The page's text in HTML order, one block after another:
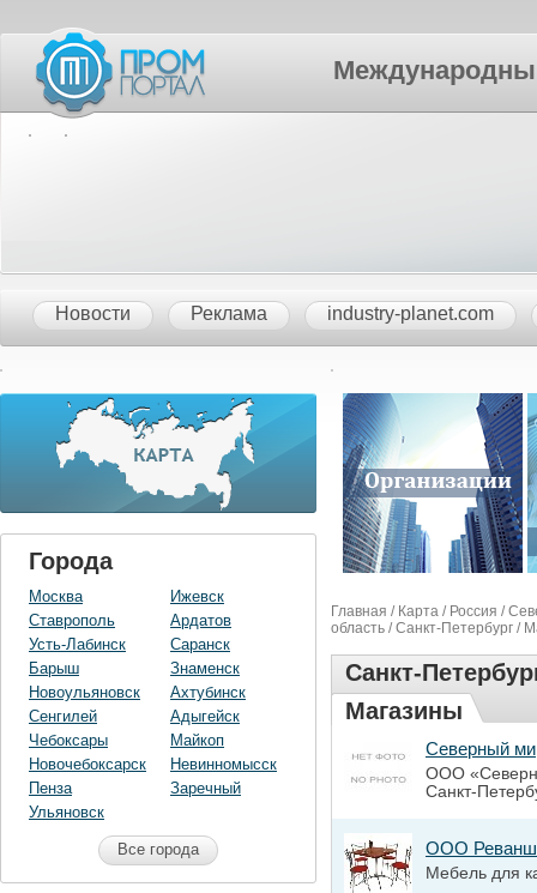
Международный
Новости Реклама industry-planet.com
Города
Москва
Ставрополь
Усть-Лабинск
Барыш
Новоульяновск
Сенгилей
Чебоксары
Новочебоксарск
Пенза
Ульяновск
Ижевск
Ардатов
Саранск
Знаменск
Ахтубинск
Адыгейск
Майкоп
Невинномысск
Заречный
Все города
Главная / Карта / Россия /
область /Санкт-Петербург /
Санкт-
Магазины
Северный
ООО
Санкт-
ООО
Мебель для